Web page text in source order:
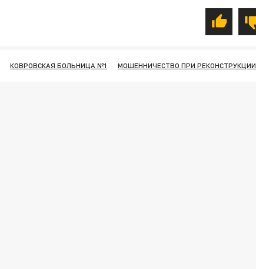
КОВРОВСКАЯ БОЛЬНИЦА №1 МОШЕННИЧЕСТВО ПРИ РЕКОНСТРУКЦИИ